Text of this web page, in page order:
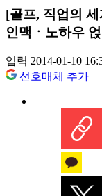
[골프, 직업의
인맥ㆍ노하우
입력 2014-01-10
선호매체 추가